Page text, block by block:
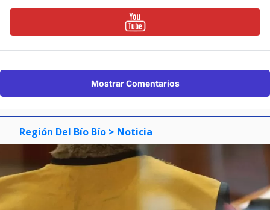
Mostrar Comentarios
Región Del Bío Bío > Noticia